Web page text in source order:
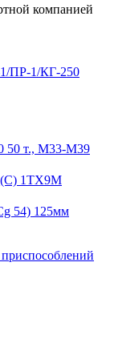
компанией
1/ПР-1/КГ-250
50 т., M33-M39
(C) 1ТХ9М
54) 125мм